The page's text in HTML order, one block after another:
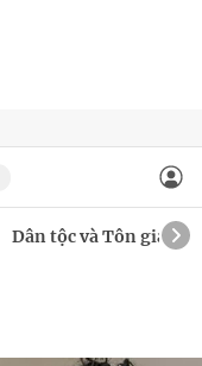
Dân tộc và Tôn giáo